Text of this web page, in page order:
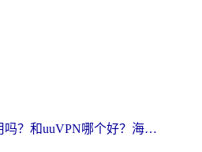
MalusVPN好用吗？和uuVPN哪个好？海外党无缝访问国内资源的真实对比与选择指南